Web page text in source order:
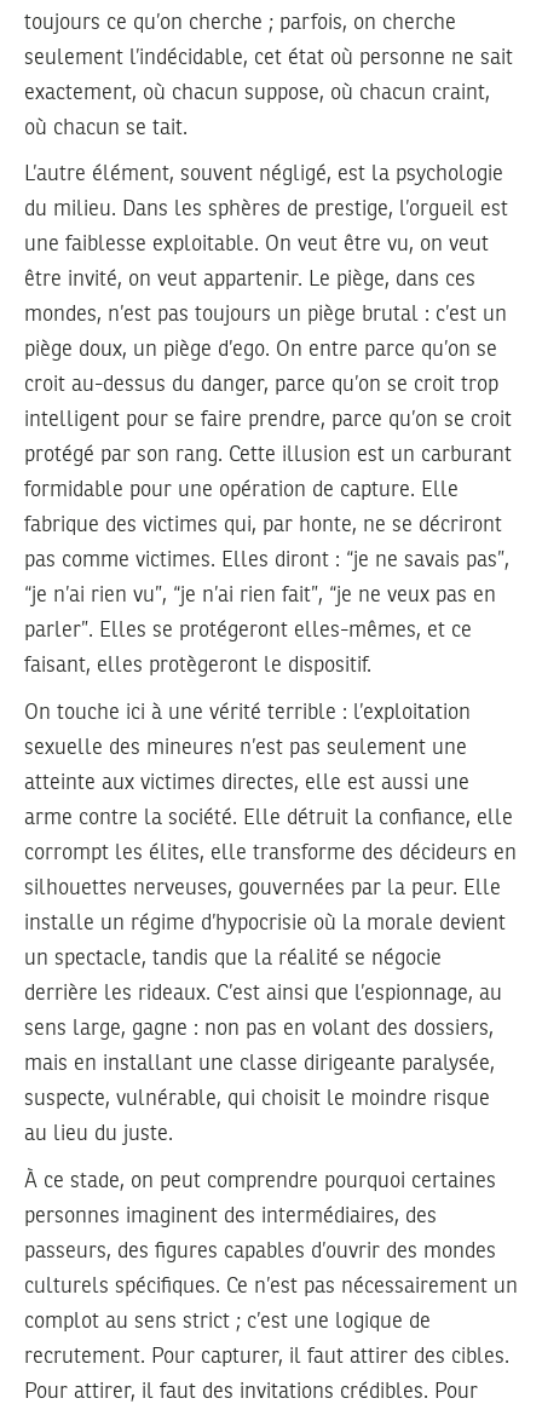
toujours ce qu’on cherche ; parfois, on cherche
seulement l’indécidable, cet état où personne ne sait
exactement, où chacun suppose, où chacun craint,
où chacun se tait.
L’autre élément, souvent négligé, est la psychologie
du milieu. Dans les sphères de prestige, l’orgueil est
une faiblesse exploitable. On veut être vu, on veut
être invité, on veut appartenir. Le piège, dans ces
mondes, n’est pas toujours un piège brutal : c’est un
piège doux, un piège d’ego. On entre parce qu’on se
croit au-dessus du danger, parce qu’on se croit trop
intelligent pour se faire prendre, parce qu’on se croit
protégé par son rang. Cette illusion est un carburant
formidable pour une opération de capture. Elle
fabrique des victimes qui, par honte, ne se décriront
pas comme victimes. Elles diront : “je ne savais pas”,
“je n’ai rien vu”, “je n’ai rien fait”, “je ne veux pas en
parler”. Elles se protégeront elles-mêmes, et ce
faisant, elles protègeront le dispositif.
On touche ici à une vérité terrible : l’exploitation
sexuelle des mineures n’est pas seulement une
atteinte aux victimes directes, elle est aussi une
arme contre la société. Elle détruit la confiance, elle
corrompt les élites, elle transforme des décideurs en
silhouettes nerveuses, gouvernées par la peur. Elle
installe un régime d’hypocrisie où la morale devient
un spectacle, tandis que la réalité se négocie
derrière les rideaux. C’est ainsi que l’espionnage, au
sens large, gagne : non pas en volant des dossiers,
mais en installant une classe dirigeante paralysée,
suspecte, vulnérable, qui choisit le moindre risque
au lieu du juste.
À ce stade, on peut comprendre pourquoi certaines
personnes imaginent des intermédiaires, des
passeurs, des figures capables d’ouvrir des mondes
culturels spécifiques. Ce n’est pas nécessairement un
complot au sens strict ; c’est une logique de
recrutement. Pour capturer, il faut attirer des cibles.
Pour attirer, il faut des invitations crédibles. Pour